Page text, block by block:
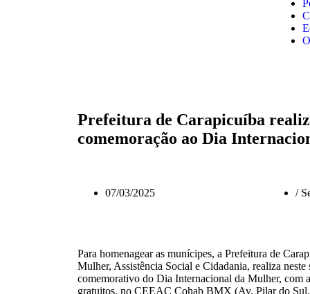
Prefeitura de Carapicuíba
comemoração ao Dia
07/03/2025 /
Para homenagear as munícipes, a Prefeitura de
Mulher, Assistência Social e Cidadania, realiza
comemorativo do Dia Internacional da Mulher, com
gratuitos, no CEEAC Cohab BMX (Av. Pilar do Sul,